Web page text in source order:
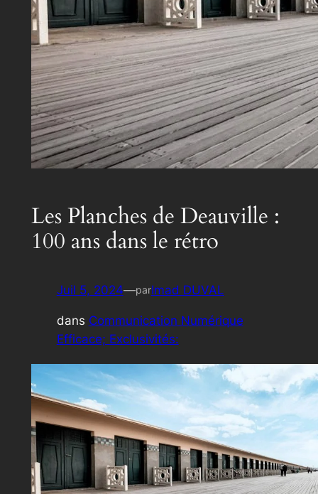
Les Planches de Deauville :
100 ans dans le rétro
Juil 5, 2024—parImad DUVAL
dans Communication Numérique
Efficace; Exclusivités: